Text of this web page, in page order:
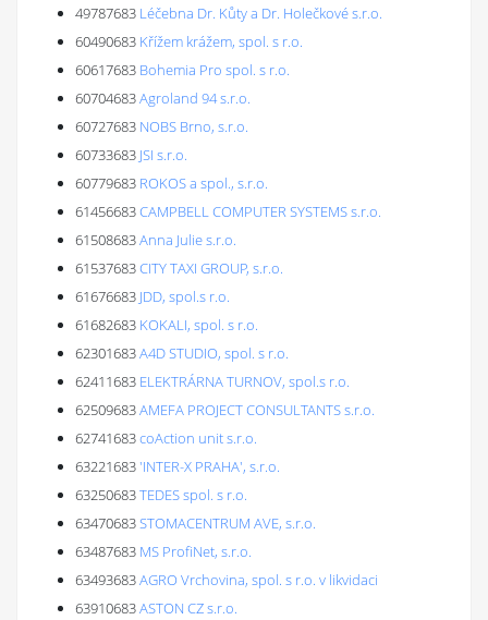
49787683 Léčebna Dr. Kůty a Dr. Holečkové s.r.o.
60490683 Křížem krážem, spol. s r.o.
60617683 Bohemia Pro spol. s r.o.
60704683Agroland 94 s.r.o.
60727683 NOBS Brno, s.r.o.
60733683 JSI s.r.o.
60779683 ROKOS a spol., s.r.o.
61456683CAMPBELL COMPUTER SYSTEMS s.r.o.
61508683Anna Julie s.r.o.
61537683CITY TAXI GROUP, s.r.o.
61676683 JDD, spol.s r.o.
61682683 KOKALI, spol. s r.o.
62301683A4D STUDIO, spol. s r.o.
62411683 ELEKTRÁRNA TURNOV, spol.s r.o.
62509683AMEFA PROJECT CONSULTANTS s.r.o.
62741683coAction unit s.r.o.
63221683'INTER-X PRAHA', s.r.o.
63250683TEDES spol. s r.o.
63470683STOMACENTRUM AVE, s.r.o.
63487683 MS ProfiNet, s.r.o.
63493683AGRO Vrchovina, spol. s r.o. v likvidaci
63910683ASTON CZ s.r.o.